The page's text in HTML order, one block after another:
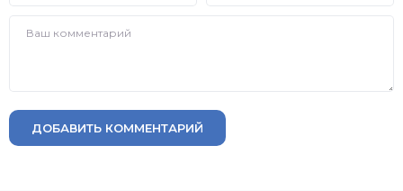
ДОБАВИТЬ КОММЕНТАРИЙ